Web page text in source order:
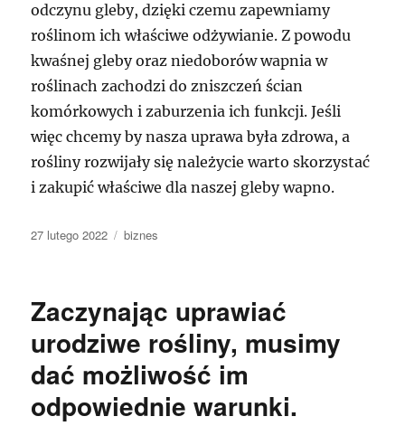
odczynu gleby, dzięki czemu zapewniamy
roślinom ich właściwe odżywianie. Z powodu
kwaśnej gleby oraz niedoborów wapnia w
roślinach zachodzi do zniszczeń ścian
komórkowych i zaburzenia ich funkcji. Jeśli
więc chcemy by nasza uprawa była zdrowa, a
rośliny rozwijały się należycie warto skorzystać
i zakupić właściwe dla naszej gleby wapno.
Data
27 lutego 2022 Kategorie
biznes
Zaczynając uprawiać
urodziwe rośliny, musimy
dać możliwość im
odpowiednie warunki.